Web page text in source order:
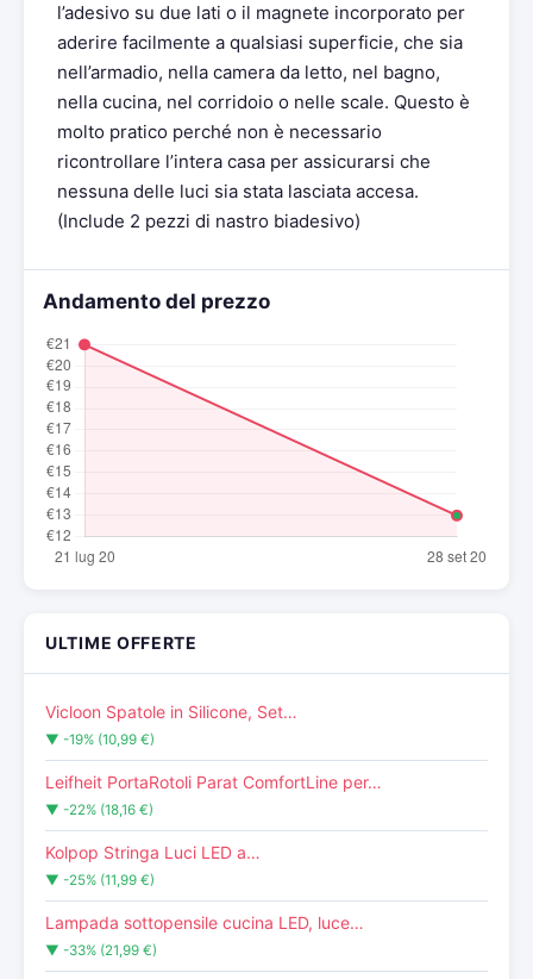
l’adesivo su due lati o il magnete incorporato per
aderire facilmente a qualsiasi superficie, che sia
nell’armadio, nella camera da letto, nel bagno,
nella cucina, nel corridoio o nelle scale. Questo è
molto pratico perché non è necessario
ricontrollare l’intera casa per assicurarsi che
nessuna delle luci sia stata lasciata accesa.
(Include 2 pezzi di nastro biadesivo)
Andamento del prezzo
ULTIME OFFERTE
Vicloon Spatole in Silicone, Set…
▼ -19% (10,99 €)
Leifheit PortaRotoli Parat ComfortLine per…
▼ -22% (18,16 €)
Kolpop Stringa Luci LED a…
▼ -25% (11,99 €)
Lampada sottopensile cucina LED, luce…
▼ -33% (21,99 €)